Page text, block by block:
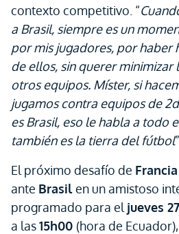
contexto competitivo. “
a Brasil, siempre es un
por mis jugadores, por haber
de ellos, sin querer
otros equipos. Míster, si
jugamos contra equipos de
es Brasil, eso le habla a todo
también es la tierra del fútbol
El próximo desafío de Francia
ante Brasilen un amistoso
programado para el jueves
a las15h00 (hora de